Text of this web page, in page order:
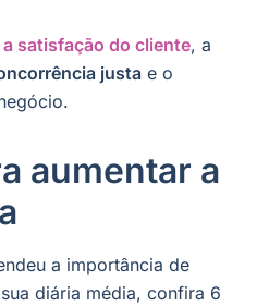
satisfação do cliente, a
justa e o
aumentar a
a importância de
diária média, confira 6